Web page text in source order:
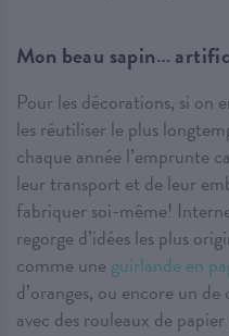
Mon beau sapin…
Pour les décorations, si on
les réutiliser le plus
chaque année l’emprunte
leur transport et de leur
fabriquer soi-même!
regorge d’idées les plus
comme une guirlande en
d’oranges, ou encore un de
avec des rouleaux de